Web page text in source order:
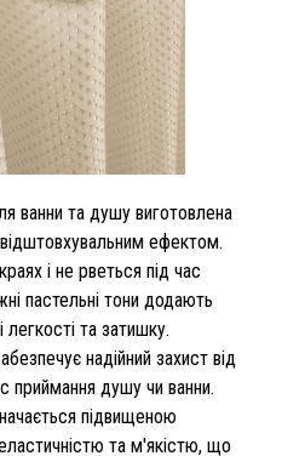
ванни та душу виготовлена
ефектом.
і не рветься під час
пастельні тони додають
легкості та затишку.
надійний захист від
приймання душу чи ванни.
підвищеною
та м'якістю, що